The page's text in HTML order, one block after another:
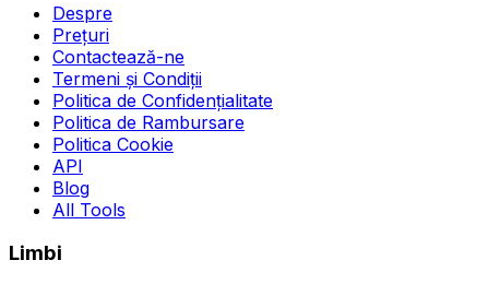
Despre
Prețuri
Contactează-ne
Termeni și Condiții
Politica de Confidențialitate
Politica de Rambursare
Politica Cookie
API
Blog
All Tools
Limbi